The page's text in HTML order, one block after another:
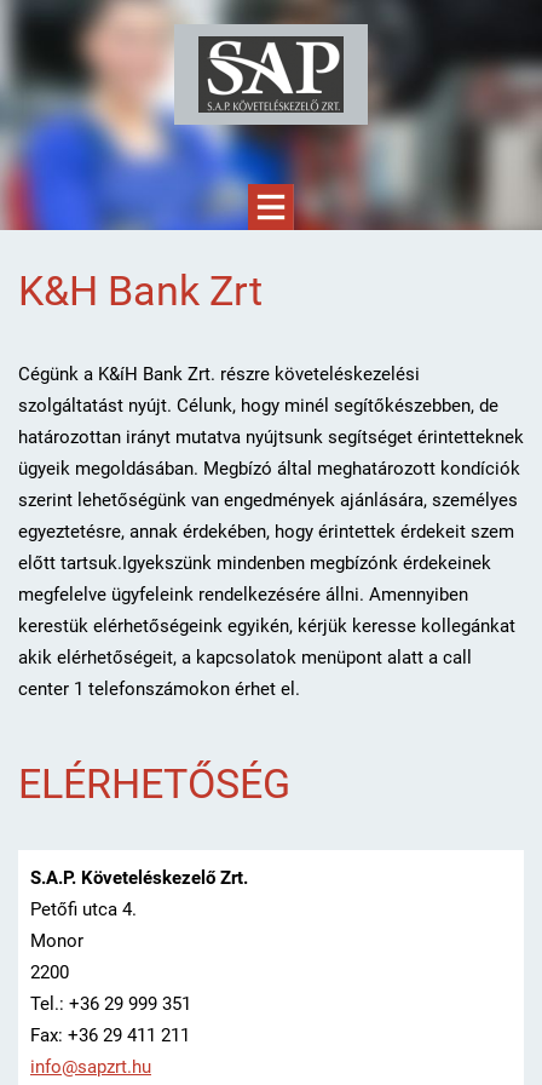
K&H Bank Zrt
Cégünk a K&íH Bank Zrt. részre követeléskezelési
szolgáltatást nyújt. Célunk, hogy minél segítőkészebben, de
határozottan irányt mutatva nyújtsunk segítséget érintetteknek
ügyeik megoldásában. Megbízó által meghatározott kondíciók
szerint lehetőségünk van engedmények ajánlására, személyes
egyeztetésre, annak érdekében, hogy érintettek érdekeit szem
előtt tartsuk.Igyekszünk mindenben megbízónk érdekeinek
megfelelve ügyfeleink rendelkezésére állni. Amennyiben
kerestük elérhetőségeink egyikén, kérjük keresse kollegánkat
akik elérhetőségeit, a kapcsolatok menüpont alatt a call
center 1 telefonszámokon érhet el.
ELÉRHETŐSÉG
S.A.P. Követeléskezelő Zrt.
Petőfi utca 4.
Monor
2200
Tel.: +36 29 999 351
Fax: +36 29 411 211
info@sapzrt.hu